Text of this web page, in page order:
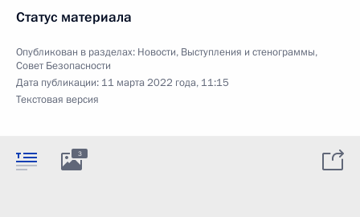
Статус материала
Опубликован в разделах: Новости, Выступления и стенограммы,
Совет Безопасности
Дата публикации: 11 марта 2022 года, 11:15
Текстовая версия
3